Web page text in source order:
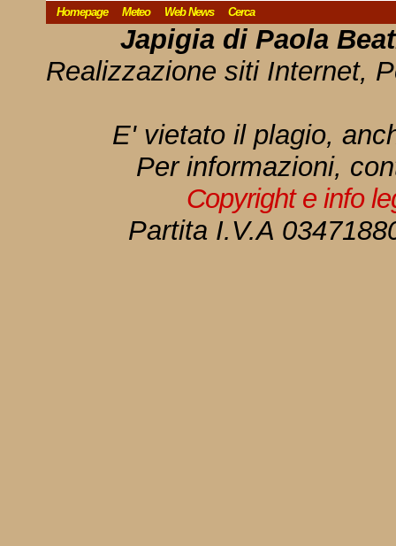
Homepage Meteo Web News Cerca
Japigia di Paola
Realizzazione siti Internet,
E' vietato il plagio,
Per informazioni,
Copyright e info
Partita I.V.A